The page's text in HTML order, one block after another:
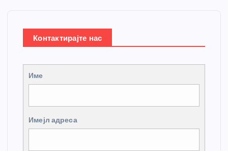
Контактирајте нас
Име
Имејл адреса